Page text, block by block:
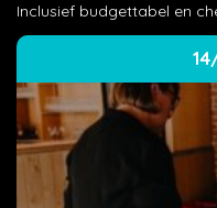
Inclusief budgettabel en